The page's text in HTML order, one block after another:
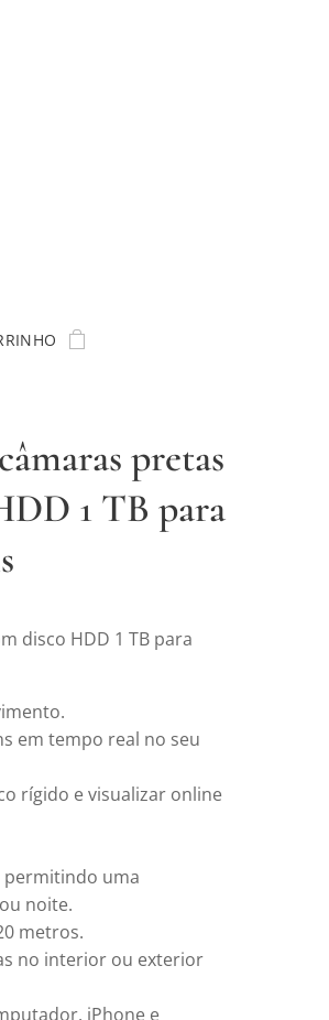
pretas
1 TB para
disco HDD 1 TB para
em tempo real no seu
rígido e visualizar online
permitindo uma
noite.
metros.
no interior ou exterior
iPhone e